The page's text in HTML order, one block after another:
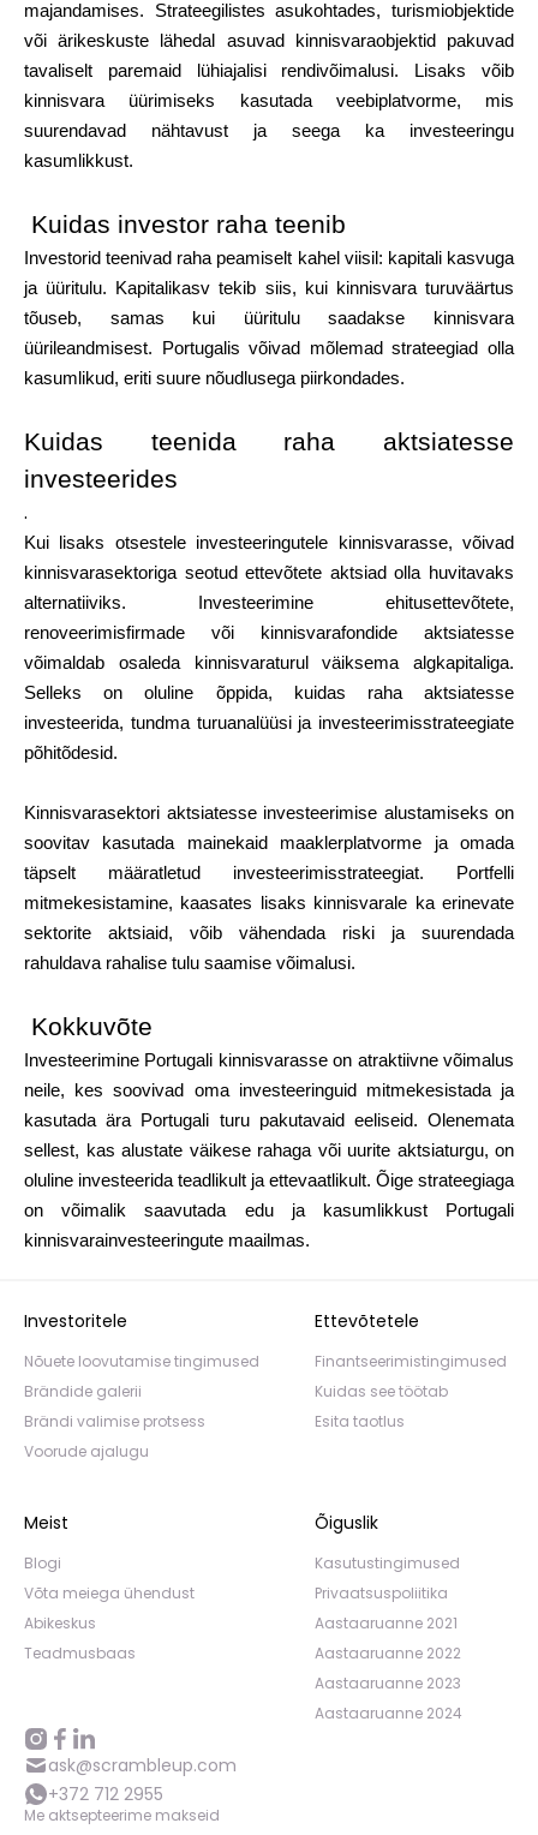
ask@scrambleup.com
+372 712 2955
majandamises. Strateegilistes asukohtades, turismiobjektide
või ärikeskuste lähedal asuvad kinnisvaraobjektid pakuvad
tavaliselt paremaid lühiajalisi rendivõimalusi. Lisaks võib
kinnisvara üürimiseks kasutada veebiplatvorme, mis
suurendavad nähtavust ja seega ka investeeringu
kasumlikkust.
Kuidas investor raha teenib
Investorid teenivad raha peamiselt kahel viisil: kapitali kasvuga
ja üüritulu. Kapitalikasv tekib siis, kui kinnisvara turuväärtus
tõuseb, samas kui üüritulu saadakse kinnisvara
üürileandmisest. Portugalis võivad mõlemad strateegiad olla
kasumlikud, eriti suure nõudlusega piirkondades.
Kuidas teenida raha aktsiatesse
investeerides
.
Kui lisaks otsestele investeeringutele kinnisvarasse, võivad
kinnisvarasektoriga seotud ettevõtete aktsiad olla huvitavaks
alternatiiviks. Investeerimine ehitusettevõtete,
renoveerimisfirmade või kinnisvarafondide aktsiatesse
võimaldab osaleda kinnisvaraturul väiksema algkapitaliga.
Selleks on oluline õppida, kuidas raha aktsiatesse
investeerida, tundma turuanalüüsi ja investeerimisstrateegiate
põhitõdesid.
Kinnisvarasektori aktsiatesse investeerimise alustamiseks on
soovitav kasutada mainekaid maaklerplatvorme ja omada
täpselt määratletud investeerimisstrateegiat. Portfelli
mitmekesistamine, kaasates lisaks kinnisvarale ka erinevate
sektorite aktsiaid, võib vähendada riski ja suurendada
rahuldava rahalise tulu saamise võimalusi.
Kokkuvõte
Investeerimine Portugali kinnisvarasse on atraktiivne võimalus
neile, kes soovivad oma investeeringuid mitmekesistada ja
kasutada ära Portugali turu pakutavaid eeliseid. Olenemata
sellest, kas alustate väikese rahaga või uurite aktsiaturgu, on
oluline investeerida teadlikult ja ettevaatlikult. Õige strateegiaga
on võimalik saavutada edu ja kasumlikkust Portugali
kinnisvarainvesteeringute maailmas.
Investoritele
Nõuete loovutamise tingimused
Brändide galerii
Brändi valimise protsess
Voorude ajalugu
Ettevõtetele
Finantseerimistingimused
Kuidas see töötab
Esita taotlus
Meist
Blogi
Võta meiega ühendust
Abikeskus
Teadmusbaas
Õiguslik
Kasutustingimused
Privaatsuspoliitika
Aastaaruanne 2021
Aastaaruanne 2022
Aastaaruanne 2023
Aastaaruanne 2024
ask@scrambleup.com
+372 712 2955
Me aktsepteerime makseid